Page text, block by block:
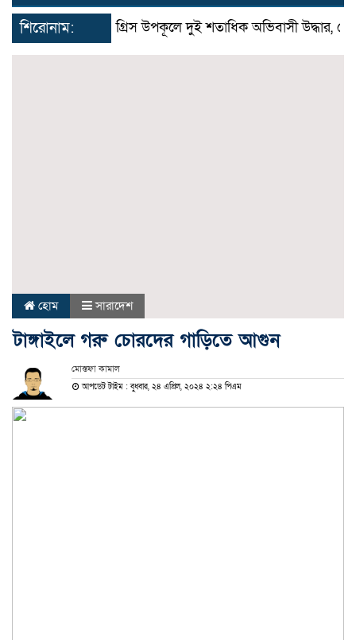
শিরোনাম: গ্রিস উপকূলে দুই শতাধিক অভিবাসী উদ্ধার, বেশির
হোম সারাদেশ
টাঙ্গাইলে গরু চোরদের গাড়িতে আগুন
মোস্তফা কামাল
আপডেট টাইম : বুধবার, ২৪ এপ্রিল, ২০২৪ ২:২৪ পিএম